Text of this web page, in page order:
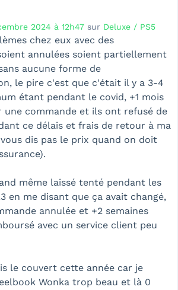
2024 à 12h47 sur Deluxe / PS5
chez eux avec des
annulées soient partiellement
aucune forme de
le pire c'est que c'était il y a 3-4
étant pendant le covid, +1 mois
une commande et ils ont refusé de
ce délais et frais de retour à ma
dis pas le prix quand on doit
même laissé tenté pendant les
en me disant que ça avait changé,
annulée et +2 semaines
avec un service client peu
le couvert cette année car je
Wonka trop beau et là 0